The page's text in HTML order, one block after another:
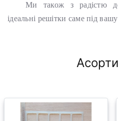
Ми також з радістю
ідеальні решітки саме під